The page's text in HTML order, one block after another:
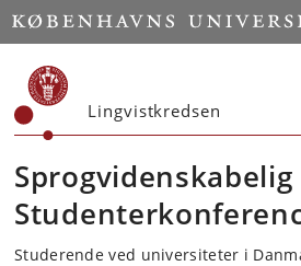
Start
Lingvistkredsen
Sprogvidenskabelig
Studerende ved universiteter i